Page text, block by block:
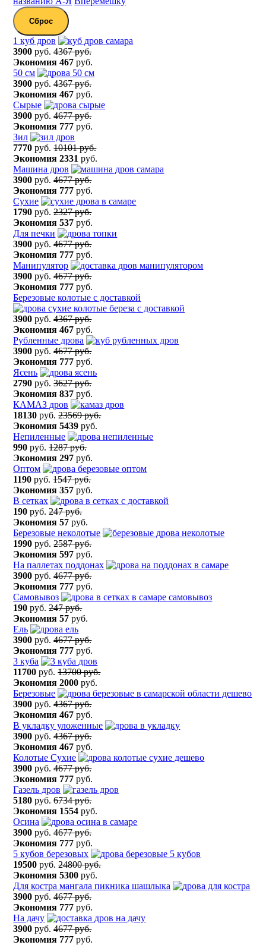
Сброс
1 куб дров
3900 руб.4367 руб.
Экономия 467 руб.
50 см
3900 руб.4367 руб.
Экономия 467 руб.
Сырые
3900 руб.4677 руб.
Экономия 777 руб.
Зил
7770 руб.10101 руб.
Экономия 2331 руб.
Машина дров
3900 руб.4677 руб.
Экономия 777 руб.
Сухие
1790 руб.2327 руб.
Экономия 537 руб.
Для печки
3900 руб.4677 руб.
Экономия 777 руб.
Манипулятор
3900 руб.4677 руб.
Экономия 777 руб.
Березовые колотые с доставкой
3900 руб.4367 руб.
Экономия 467 руб.
Рубленные дрова
3900 руб.4677 руб.
Экономия 777 руб.
Ясень
2790 руб.3627 руб.
Экономия 837 руб.
КАМАЗ дров
18130 руб.23569 руб.
Экономия 5439 руб.
Непиленные
990 руб.1287 руб.
Экономия 297 руб.
Оптом
1190 руб.1547 руб.
Экономия 357 руб.
В сетках
190 руб.247 руб.
Экономия 57 руб.
Березовые неколотые
1990 руб.2587 руб.
Экономия 597 руб.
На паллетах поддонах
3900 руб.4677 руб.
Экономия 777 руб.
Самовывоз
190 руб.247 руб.
Экономия 57 руб.
Ель
3900 руб.4677 руб.
Экономия 777 руб.
3 куба
11700 руб.13700 руб.
Экономия 2000 руб.
Березовые
3900 руб.4367 руб.
Экономия 467 руб.
В укладку уложенные
3900 руб.4367 руб.
Экономия 467 руб.
Колотые Сухие
3900 руб.4677 руб.
Экономия 777 руб.
Газель дров
5180 руб.6734 руб.
Экономия 1554 руб.
Осина
3900 руб.4677 руб.
Экономия 777 руб.
5 кубов березовых
19500 руб.24800 руб.
Экономия 5300 руб.
Для костра мангала пикника шашлыка
3900 руб.4677 руб.
Экономия 777 руб.
На дачу
3900 руб.4677 руб.
Экономия 777 руб.